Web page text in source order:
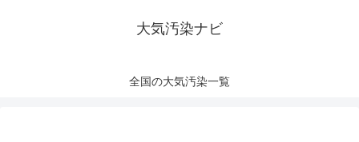
大気汚染ナビ
全国の大気汚染一覧